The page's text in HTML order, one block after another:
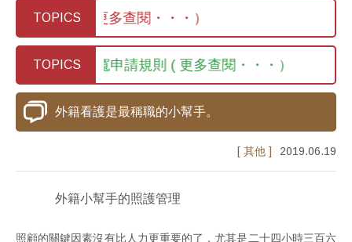
TOPICS
接看護（更多查閱・・・）
TOPICS
日 新放寬申請規則 ( 更多查閱・・・）
外籍看護是最稱職的小幫手。
[ 其他 ] 2019.06.19
外籍小幫手的照護管理
照顧的關鍵因素沒有比人力更重要的了，尤其是二十四小時三百六